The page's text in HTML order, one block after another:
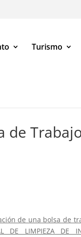
Turismo
de
de una bolsa de
DE LIMPIEZA DE